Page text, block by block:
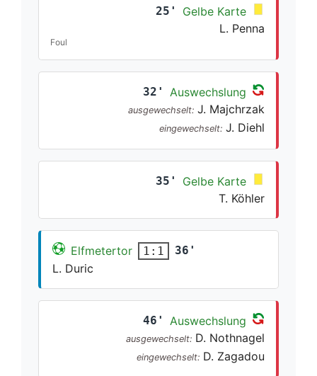
25'
Gelbe Karte
L. Penna
Foul
32' Auswechslung
ausgewechselt: J. Majchrzak
eingewechselt: J. Diehl
35'
Gelbe Karte
T. Köhler
Elfmetertor 1:1 36'
L. Duric
46' Auswechslung
ausgewechselt: D. Nothnagel
eingewechselt: D. Zagadou